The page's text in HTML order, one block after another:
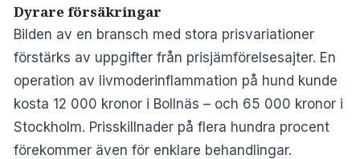
Dyrare försäkringar
Bilden av en bransch med stora prisvariationer
förstärks av uppgifter från prisjämförelsesajter. En
operation av livmoderinflammation på hund kunde
kosta 12 000 kronor i Bollnäs – och 65 000 kronor i
Stockholm. Prisskillnader på flera hundra procent
förekommer även för enklare behandlingar.